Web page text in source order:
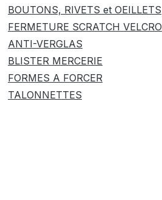
BOUTONS, RIVETS et OEILLETS
FERMETURE SCRATCH VELCRO
ANTI-VERGLAS
BLISTER MERCERIE
FORMES A FORCER
TALONNETTES